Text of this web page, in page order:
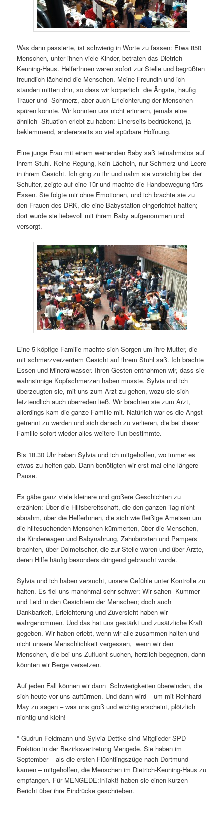
Was dann passierte, ist schwierig in Worte zu fassen: Etwa 850
Menschen, unter ihnen viele Kinder, betraten das Dietrich-
Keuning-Haus. HelferInnen waren sofort zur Stelle und begrüßten
freundlich lächelnd die Menschen. Meine Freundin und ich
standen mitten drin, so dass wir körperlich die Ängste, häufig
Trauer und Schmerz, aber auch Erleichterung der Menschen
spüren konnte. Wir konnten uns nicht erinnern, jemals eine
ähnlich Situation erlebt zu haben: Einerseits bedrückend, ja
beklemmend, andererseits so viel spürbare Hoffnung.
Eine junge Frau mit einem weinenden Baby saß teilnahmslos auf
ihrem Stuhl. Keine Regung, kein Lächeln, nur Schmerz und Leere
in ihrem Gesicht. Ich ging zu ihr und nahm sie vorsichtig bei der
Schulter, zeigte auf eine Tür und machte die Handbewegung fürs
Essen. Sie folgte mir ohne Emotionen, und ich brachte sie zu
den Frauen des DRK, die eine Babystation eingerichtet hatten;
dort wurde sie liebevoll mit ihrem Baby aufgenommen und
versorgt.
Eine 5-köpfige Familie machte sich Sorgen um ihre Mutter, die
mit schmerzverzerrtem Gesicht auf ihrem Stuhl saß. Ich brachte
Essen und Mineralwasser. Ihren Gesten entnahmen wir, dass sie
wahnsinnige Kopfschmerzen haben musste. Sylvia und ich
überzeugten sie, mit uns zum Arzt zu gehen, wozu sie sich
letztendlich auch überreden ließ. Wir brachten sie zum Arzt,
allerdings kam die ganze Familie mit. Natürlich war es die Angst
getrennt zu werden und sich danach zu verlieren, die bei dieser
Familie sofort wieder alles weitere Tun bestimmte.
Bis 18.30 Uhr haben Sylvia und ich mitgeholfen, wo immer es
etwas zu helfen gab. Dann benötigten wir erst mal eine längere
Pause.
Es gäbe ganz viele kleinere und größere Geschichten zu
erzählen: Über die Hilfsbereitschaft, die den ganzen Tag nicht
abnahm, über die HelferInnen, die sich wie fleißige Ameisen um
die hilfesuchenden Menschen kümmerten, über die Menschen,
die Kinderwagen und Babynahrung, Zahnbürsten und Pampers
brachten, über Dolmetscher, die zur Stelle waren und über Ärzte,
deren Hilfe häufig besonders dringend gebraucht wurde.
Sylvia und ich haben versucht, unsere Gefühle unter Kontrolle zu
halten. Es fiel uns manchmal sehr schwer: Wir sahen Kummer
und Leid in den Gesichtern der Menschen; doch auch
Dankbarkeit, Erleichterung und Zuversicht haben wir
wahrgenommen. Und das hat uns gestärkt und zusätzliche Kraft
gegeben. Wir haben erlebt, wenn wir alle zusammen halten und
nicht unsere Menschlichkeit vergessen, wenn wir den
Menschen, die bei uns Zuflucht suchen, herzlich begegnen, dann
könnten wir Berge versetzen.
Auf jeden Fall können wir dann Schwierigkeiten überwinden, die
sich heute vor uns auftürmen. Und dann wird – um mit Reinhard
May zu sagen – was uns groß und wichtig erscheint, plötzlich
nichtig und klein!
* Gudrun Feldmann und Sylvia Dettke sind Mitglieder SPD-
Fraktion in der Bezirksvertretung Mengede. Sie haben im
September – als die ersten Flüchtlingszüge nach Dortmund
kamen – mitgeholfen, die Menschen im Dietrich-Keuning-Haus zu
empfangen. Für MENGEDE:InTakt! haben sie einen kurzen
Bericht über ihre Eindrücke geschrieben.